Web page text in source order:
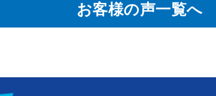
お客様の声一覧へ